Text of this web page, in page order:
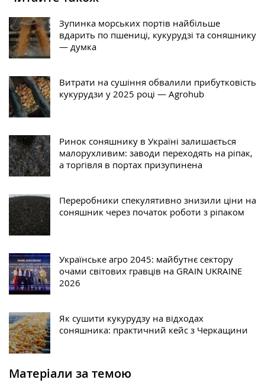
Зупинка морських портів найбільше
вдарить по пшениці, кукурудзі та соняшнику
— думка
Витрати на сушіння обвалили прибутковість
кукурудзи у 2025 році — Agrohub
Ринок соняшнику в Україні залишається
малорухливим: заводи переходять на ріпак,
а торгівля в портах призупинена
Переробники спекулятивно знизили ціни на
соняшник через початок роботи з ріпаком
Українське агро 2045: майбутнє сектору
очами світових гравців на GRAIN UKRAINE
2026
Як сушити кукурудзу на відходах
соняшника: практичний кейс з Черкащини
Матеріали за темою